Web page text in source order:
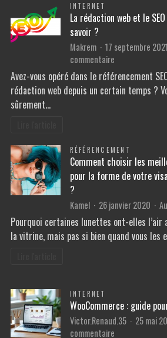
INTERNET
La rédaction web et le
savoir ?
Makrem 17 septembre 2021
commentairesur
rédaction
web
local
:
que
faut-
savoir
?
Avez-vous opéré dans le référencement
rédaction web depuis un certain temps ?
sûrement…
RÉFÉRENCEMENT
Comment choisir les
pour la forme de votre
?
Kamel 26 janvier 2020
Pourquoi certaines lunettes ont-elles l’air
la vitrine, mais pas si bien quand vous les
INTERNET
WooCommerce : guide
Victor.Renaud.35 25 mai
commentairesur